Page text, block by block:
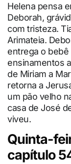
Helena pensa
Deborah,
com tristeza.
Arimateia.
entrega o bebê
ensinamentos
de Miriam a
retorna a
um pão velho
casa de José
viveu.
Quinta-
capítulo